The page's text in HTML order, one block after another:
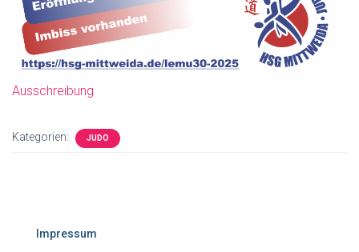
Ausschreibung
Kategorien: JUDO
Impressum